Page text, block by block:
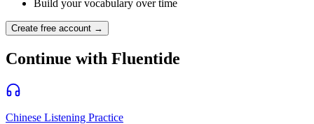
Build your vocabulary over time
Create free account →
Continue with Fluentide
Chinese Listening Practice